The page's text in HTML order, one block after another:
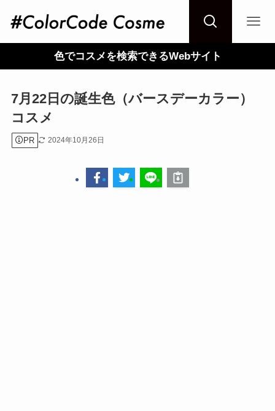
色でコスメを検索できるWebサイト
7月22日の誕生色（バースデーカラー）
コスメ
PR 2024年10月26日